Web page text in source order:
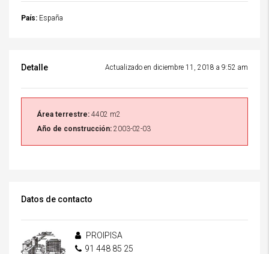
País: España
Detalle Actualizado en diciembre 11, 2018 a 9:52 am
Área terrestre: 4402 m2
Año de construcción: 2003-02-03
Datos de contacto
PROIPISA
91 448 85 25